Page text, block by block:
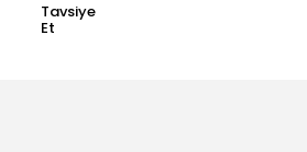
Tavsiye
Et